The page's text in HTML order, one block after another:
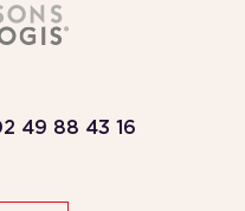
49 88 43 16